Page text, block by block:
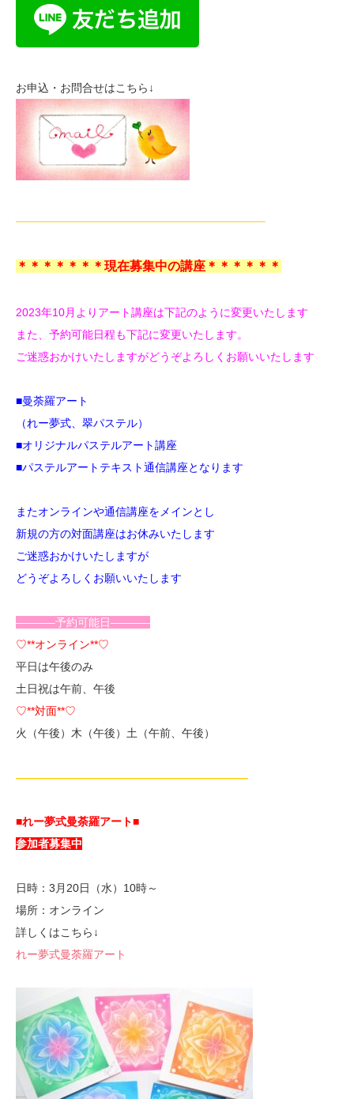
お申込・お問合せはこちら↓
——————————————————————–
＊＊＊＊＊＊＊現在募集中の講座＊＊＊＊＊＊
2023年10月よりアート講座は下記のように変更いたします
また、予約可能日程も下記に変更いたします。
ご迷惑おかけいたしますがどうぞよろしくお願いいたします
■曼荼羅アート
（れー夢式、翠パステル）
■オリジナルパステルアート講座
■パステルアートテキスト通信講座となります
またオンラインや通信講座をメインとし
新規の方の対面講座はお休みいたします
ご迷惑おかけいたしますが
どうぞよろしくお願いいたします
———–予約可能日———–
♡**オンライン**♡
平日は午後のみ
土日祝は午前、午後
♡**対面**♡
火（午後）木（午後）土（午前、午後）
—————————————————————
■れー夢式曼荼羅アート■
参加者募集中
日時：3月20日（水）10時～
場所：オンライン
詳しくはこちら↓
れー夢式曼荼羅アート